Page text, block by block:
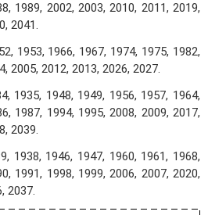
1989, 2002, 2003, 2010, 2011, 2019,
2041.
1953, 1966, 1967, 1974, 1975, 1982,
2005, 2012, 2013, 2026, 2027.
1935, 1948, 1949, 1956, 1957, 1964,
1987, 1994, 1995, 2008, 2009, 2017,
2039.
1938, 1946, 1947, 1960, 1961, 1968,
1991, 1998, 1999, 2006, 2007, 2020,
2037.